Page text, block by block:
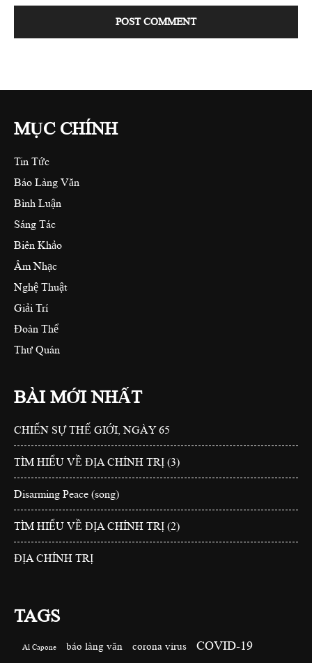
MỤC CHÍNH
Tin Tức
Báo Làng Văn
Bình Luận
Sáng Tác
Biên Khảo
Âm Nhạc
Nghệ Thuật
Giải Trí
Đoàn Thể
Thư Quán
BÀI MỚI NHẤT
CHIẾN SỰ THẾ GIỚI, NGÀY 65
TÌM HIỂU VỀ ĐỊA CHÍNH TRỊ (3)
Disarming Peace (song)
TÌM HIỂU VỀ ĐỊA CHÍNH TRỊ (2)
ĐỊA CHÍNH TRỊ
TAGS
Al Capone báo làng văn corona virus COVID-19